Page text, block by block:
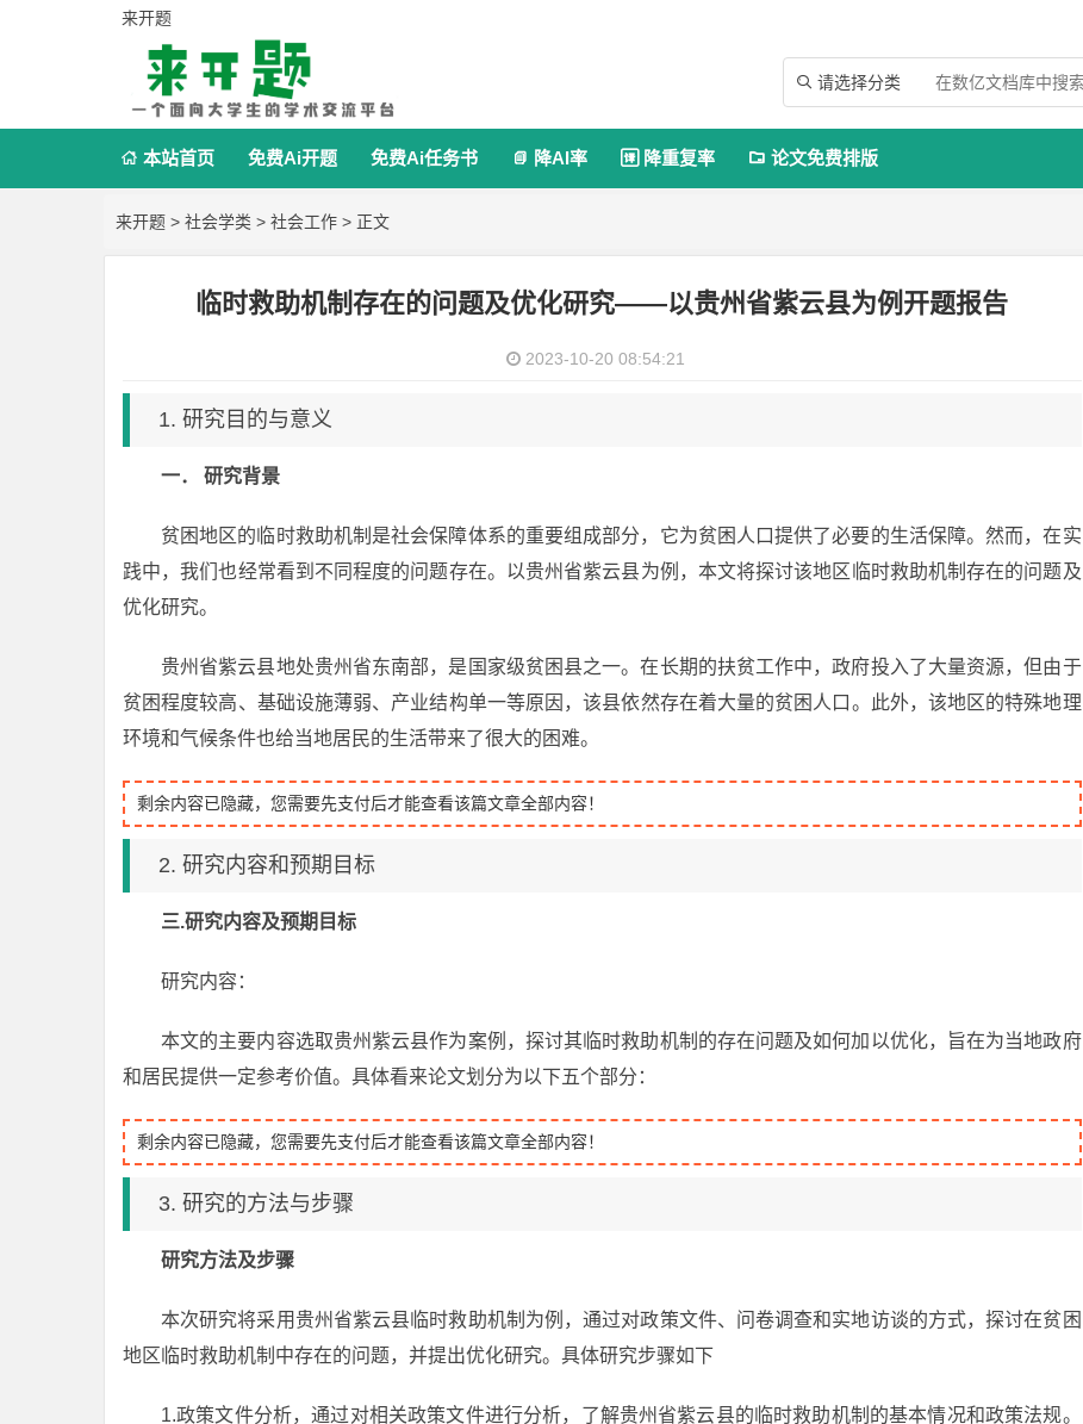
来开题
 请选择分类
 本站首页 免费Ai开题 免费Ai任务书  降AI率  降重复率  论文免费排版
来开题 > 社会学类 > 社会工作 > 正文
临时救助机制存在的问题及优化研究——以贵州省紫云县为例开题报告
2023-10-20 08:54:21
1. 研究目的与意义
一． 研究背景
贫困地区的临时救助机制是社会保障体系的重要组成部分，它为贫困人口提供了必要的生活保障。然而，在实
践中，我们也经常看到不同程度的问题存在。以贵州省紫云县为例，本文将探讨该地区临时救助机制存在的问题及
优化研究。
贵州省紫云县地处贵州省东南部，是国家级贫困县之一。在长期的扶贫工作中，政府投入了大量资源，但由于
贫困程度较高、基础设施薄弱、产业结构单一等原因，该县依然存在着大量的贫困人口。此外，该地区的特殊地理
环境和气候条件也给当地居民的生活带来了很大的困难。
剩余内容已隐藏，您需要先支付后才能查看该篇文章全部内容！
2. 研究内容和预期目标
三.研究内容及预期目标
研究内容：
本文的主要内容选取贵州紫云县作为案例，探讨其临时救助机制的存在问题及如何加以优化，旨在为当地政府
和居民提供一定参考价值。具体看来论文划分为以下五个部分：
剩余内容已隐藏，您需要先支付后才能查看该篇文章全部内容！
3. 研究的方法与步骤
研究方法及步骤
本次研究将采用贵州省紫云县临时救助机制为例，通过对政策文件、问卷调查和实地访谈的方式，探讨在贫困
地区临时救助机制中存在的问题，并提出优化研究。具体研究步骤如下
1.政策文件分析，通过对相关政策文件进行分析，了解贵州省紫云县的临时救助机制的基本情况和政策法规。